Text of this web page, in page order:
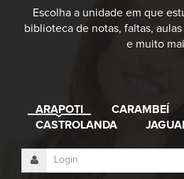
Escolha a unidade em que
biblioteca de notas, faltas,
e muito
ARAPOTI CARAMBEÍ
CASTROLANDA